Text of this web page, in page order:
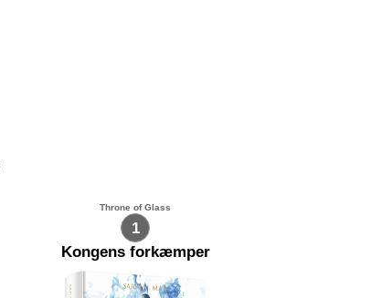
1
Throne of Glass
Kongens forkæmper